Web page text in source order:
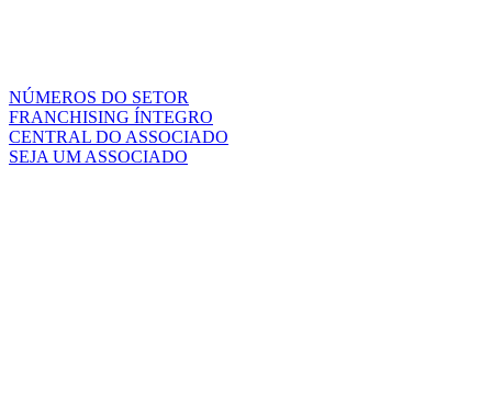
NÚMEROS DO SETOR
FRANCHISING ÍNTEGRO
CENTRAL DO ASSOCIADO
SEJA UM ASSOCIADO